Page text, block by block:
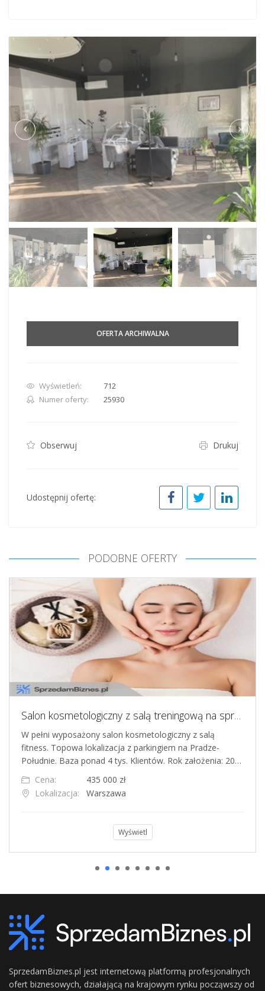
OFERTA ARCHIWALNA
Wyświetleń:
712
Numer oferty:
25930
Obserwuj Drukuj
Udostępnij ofertę:
PODOBNE OFERTY
Salon kosmetologiczny z salą treningową na sprzedaż Warszawa Praga-Południe - gotowy biznes z bazą 4 tys. klientów
W pełni wyposażony salon kosmetologiczny z salą
fitness. Topowa lokalizacja z parkingiem na Pradze-
Południe. Baza ponad 4 tys. Klientów. Rok założenia: 20…
Cena:
435 000 zł
Lokalizacja:
Warszawa
Wyświetl
SprzedamBiznes.pl jest internetową platformą profesjonalnych
ofert biznesowych, działającą na krajowym rynku począwszy od